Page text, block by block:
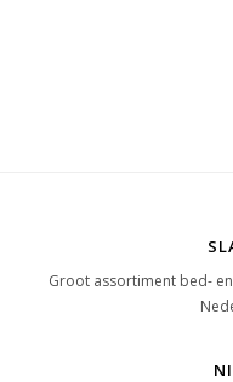
Groot assortiment bed-